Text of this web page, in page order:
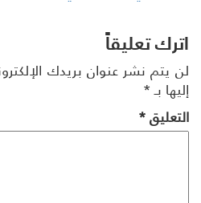
تعليقاً
يتم نشر عنوان بريدك الإلكتروني.
بـ*
*